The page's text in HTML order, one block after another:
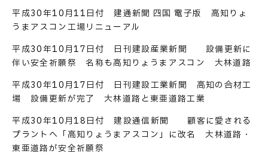
平成30年10月11日付 建通新聞 四国 電子版 高知りょ
うまアスコン工場リニューアル
平成30年10月17日付 日刊建設産業新聞 設備更新に
伴い安全祈願祭 名称も高知りょうまアスコン 大林道路
平成30年10月17日付 日刊建設工業新聞 高知の合材工
場 設備更新が完了 大林道路と東亜道路工業
平成30年10月18日付 建設通信新聞 顧客に愛される
プラントへ「高知りょうまアスコン」に改名 大林道路・
東亜道路が安全祈願祭